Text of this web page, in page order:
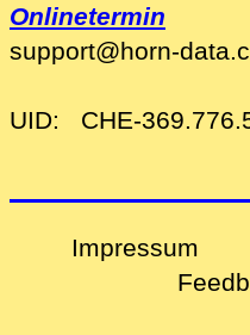
Onlinetermin
support@horn-data.
UID: CHE-
Impressum